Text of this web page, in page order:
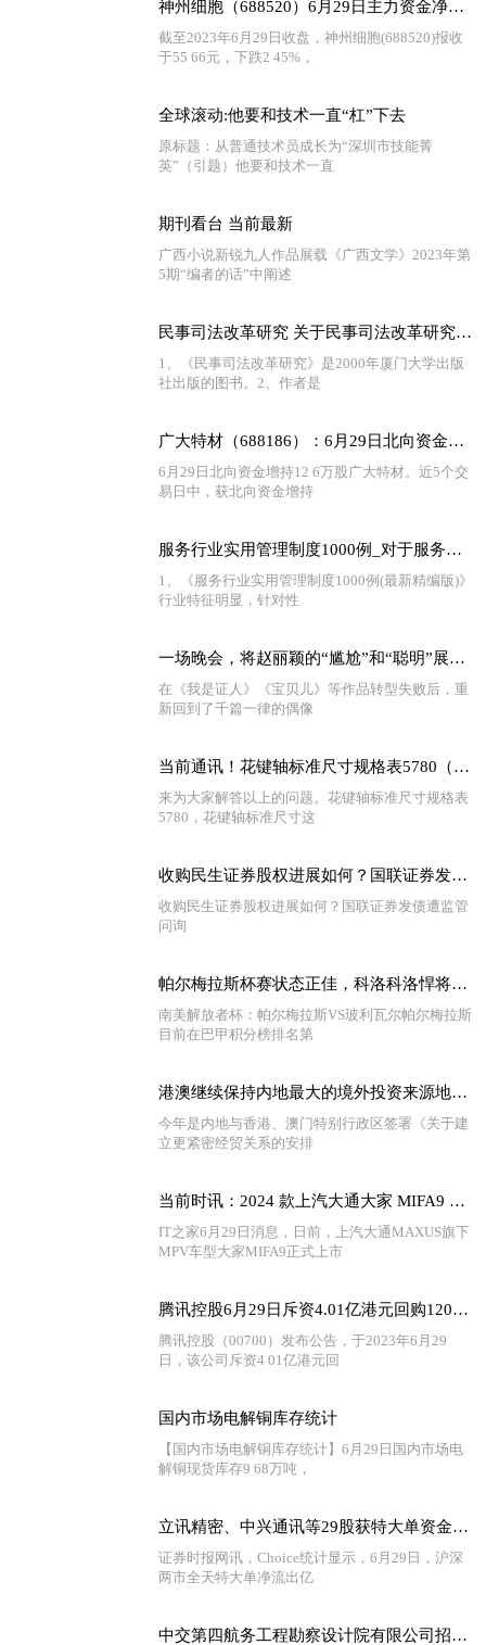
神州细胞（688520）6月29日主力资金净卖出532.18万元
截至2023年6月29日收盘，神州细胞(688520)报收
于55 66元，下跌2 45%，
全球滚动:他要和技术一直“杠”下去
原标题：从普通技术员成长为“深圳市技能菁
英”（引题）他要和技术一直
期刊看台 当前最新
广西小说新锐九人作品展载《广西文学》2023年第
5期“编者的话”中阐述
民事司法改革研究 关于民事司法改革研究介绍
1、《民事司法改革研究》是2000年厦门大学出版
社出版的图书。2、作者是
广大特材（688186）：6月29日北向资金增持12.6万股
6月29日北向资金增持12 6万股广大特材。近5个交
易日中，获北向资金增持
服务行业实用管理制度1000例_对于服务行业实用管理制度1000例简单介绍
1、《服务行业实用管理制度1000例(最新精编版)》
行业特征明显，针对性
一场晚会，将赵丽颖的“尴尬”和“聪明”展现得淋漓尽致 环球要闻
在《我是证人》《宝贝儿》等作品转型失败后，重
新回到了千篇一律的偶像
当前通讯！花键轴标准尺寸规格表5780（花键轴标准尺寸）
来为大家解答以上的问题。花键轴标准尺寸规格表
5780，花键轴标准尺寸这
收购民生证券股权进展如何？国联证券发债遭监管问询-头条
收购民生证券股权进展如何？国联证券发债遭监管
问询
帕尔梅拉斯杯赛状态正佳，科洛科洛悍将复出，佩雷拉不能大意 世界速递
南美解放者杯：帕尔梅拉斯VS玻利瓦尔帕尔梅拉斯
目前在巴甲积分榜排名第
港澳继续保持内地最大的境外投资来源地和境外投资目的地
今年是内地与香港、澳门特别行政区签署《关于建
立更紧密经贸关系的安排
当前时讯：2024 款上汽大通大家 MIFA9 MPV 上市，号称两分半完成换电
IT之家6月29日消息，日前，上汽大通MAXUS旗下
MPV车型大家MIFA9正式上市
腾讯控股6月29日斥资4.01亿港元回购120万股 天天最新
腾讯控股（00700）发布公告，于2023年6月29
日，该公司斥资4 01亿港元回
国内市场电解铜库存统计
【国内市场电解铜库存统计】6月29日国内市场电
解铜现货库存9 68万吨，
立讯精密、中兴通讯等29股获特大单资金净流入超亿元 当前速讯
证券时报网讯，Choice统计显示，6月29日，沪深
两市全天特大单净流出亿
中交第四航务工程勘察设计院有限公司招聘项目总监